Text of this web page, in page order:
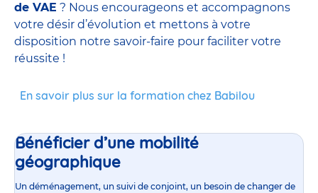
de VAE ? Nous encourageons et accompagnons
votre désir d’évolution et mettons à votre
disposition notre savoir-faire pour faciliter votre
réussite !
En savoir plus sur la formation chez Babilou
Bénéficier d’une mobilité
géographique
Un déménagement, un suivi de conjoint, un besoin de changer de